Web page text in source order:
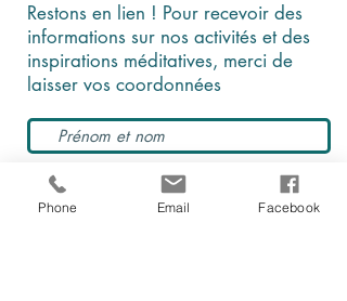
Restons en lien ! Pour recevoir des
informations sur nos activités et des
inspirations méditatives, merci de
laisser vos coordonnées
En cochant cette case, je comprends et
Phone Email Facebook